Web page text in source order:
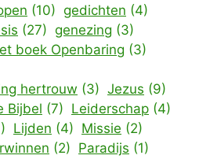
(10) gedichten (4)
(27) genezing (3)
boek Openbaring (3)
hertrouw (3) Jezus (9)
Bijbel (7) Leiderschap (4)
Lijden (4) Missie (2)
(2) Paradijs (1)